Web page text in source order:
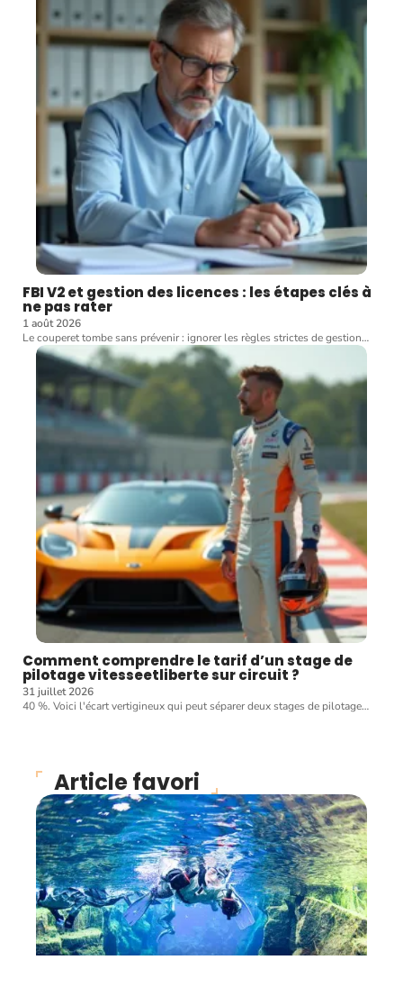
FBI V2 et gestion des licences : les étapes clés à
ne pas rater
1 août 2026
Le couperet tombe sans prévenir : ignorer les règles strictes de gestion…
Comment comprendre le tarif d’un stage de
pilotage vitesseetliberte sur circuit ?
31 juillet 2026
40 %. Voici l'écart vertigineux qui peut séparer deux stages de pilotage…
Article favori